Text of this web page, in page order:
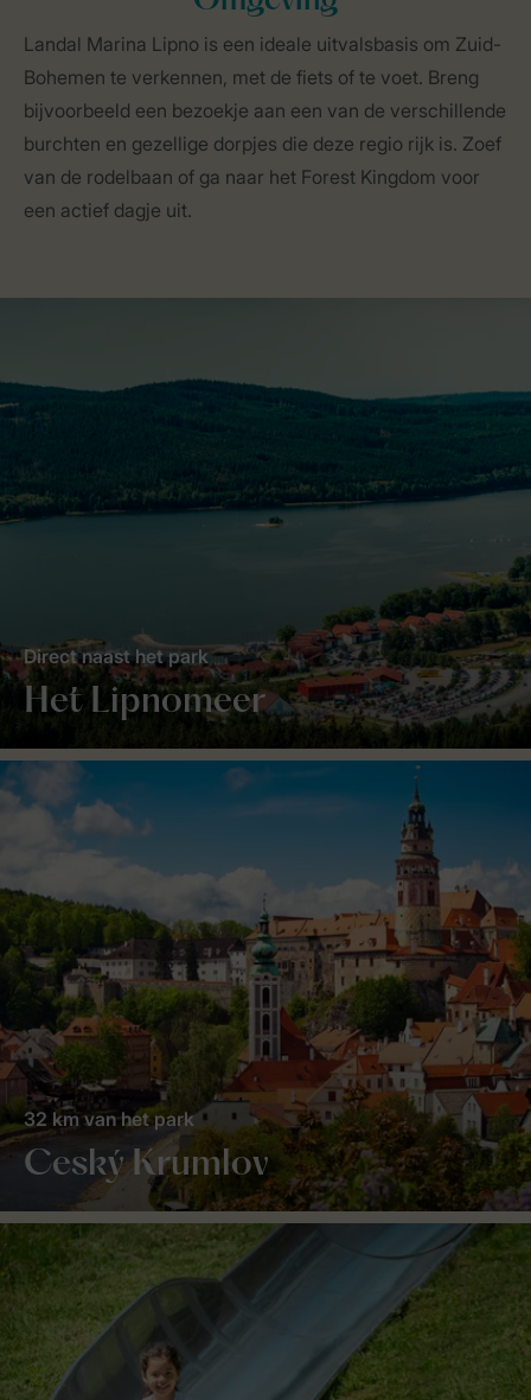
Landal Marina Lipno is een ideale uitvalsbasis om Zuid-
Bohemen te verkennen, met de fiets of te voet. Breng
bijvoorbeeld een bezoekje aan een van de verschillende
burchten en gezellige dorpjes die deze regio rijk is. Zoef
van de rodelbaan of ga naar het Forest Kingdom voor
een actief dagje uit.
Het Lipnomeer
Direct naast het park
Ceský Krumlov
32 km van het park